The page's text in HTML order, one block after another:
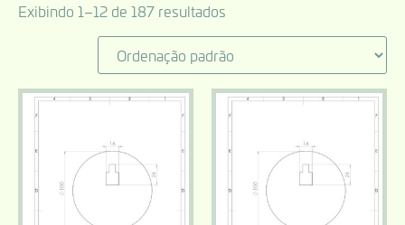
Exibindo 1–12 de 187 resultados